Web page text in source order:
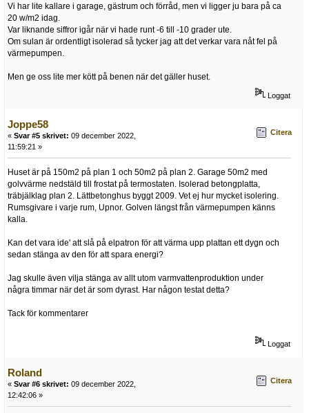
Vi har lite kallare i garage, gästrum och förråd, men vi ligger ju bara på ca
20 w/m2 idag.
Var liknande siffror igår när vi hade runt -6 till -10 grader ute.
Om sulan är ordentligt isolerad så tycker jag att det verkar vara nåt fel på
värmepumpen.
Men ge oss lite mer kött på benen när det gäller huset.
Loggat
Joppe58
« Svar #5 skrivet: 09 december 2022,
11:59:21 »
Citera
Huset är på 150m2 på plan 1 och 50m2 på plan 2. Garage 50m2 med
golvvärme nedstäld till frostat på termostaten. Isolerad betongplatta,
träbjälklag plan 2. Lättbetonghus byggt 2009. Vet ej hur mycket isolering.
Rumsgivare i varje rum, Upnor. Golven längst från värmepumpen känns
kalla.
Kan det vara ide' att slå på elpatron för att värma upp plattan ett dygn och
sedan stänga av den för att spara energi?
Jag skulle även vilja stänga av allt utom varmvattenproduktion under
några timmar när det är som dyrast. Har någon testat detta?
Tack för kommentarer
Loggat
Roland
« Svar #6 skrivet: 09 december 2022,
12:42:06 »
Citera